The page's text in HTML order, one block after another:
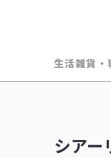
生活雑貨・
シアー